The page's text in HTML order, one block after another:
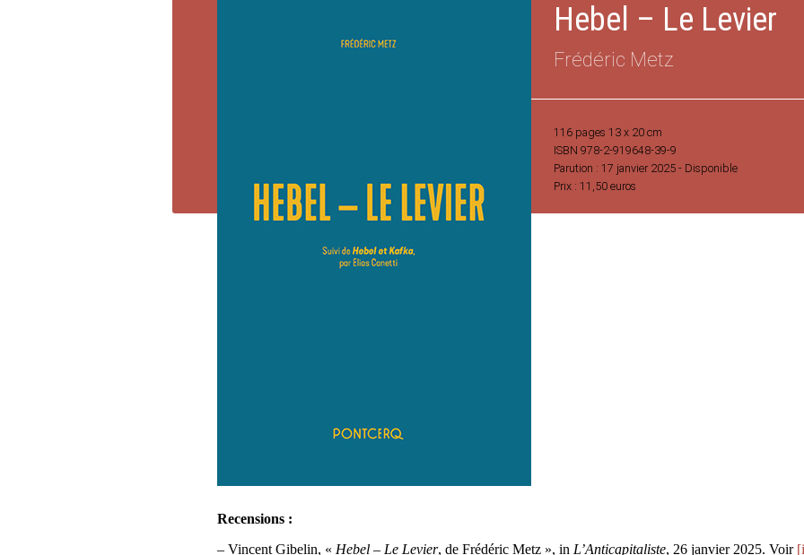
Hebel – Le Levier
Frédéric Metz
116 pages 13 x 20 cm
ISBN 978-2-919648-39-9
Parution : 17 janvier 2025 - Disponible
Prix : 11,50 euros
Recensions :
– Vincent Gibelin, « Hebel – Le Levier, de Frédéric Metz », in L’Anticapitaliste, 26 janvier 2025. Voir